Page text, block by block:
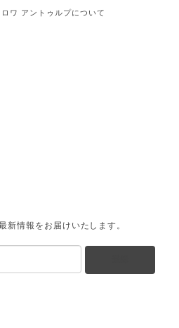
アントゥルプについて
新情報をお届けいたします。